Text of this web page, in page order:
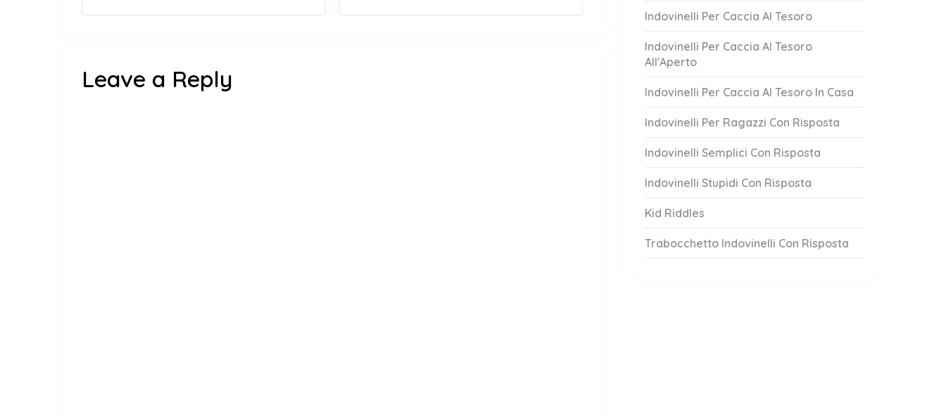
Leave a Reply
Indovinelli Per Caccia Al Tesoro
Indovinelli Per Caccia Al Tesoro
All'Aperto
Indovinelli Per Caccia Al Tesoro In Casa
Indovinelli Per Ragazzi Con Risposta
Indovinelli Semplici Con Risposta
Indovinelli Stupidi Con Risposta
Kid Riddles
Trabocchetto Indovinelli Con Risposta